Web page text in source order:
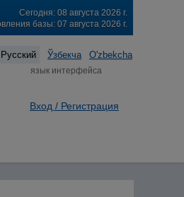
Сегодня: 08 августа 2026 г.
базы: 07 августа 2026 г.
Русский Ўзбекча O'zbekcha
язык интерфейса
Вход / Регистрация